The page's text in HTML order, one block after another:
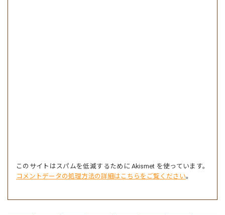
このサイトはスパムを低減するために Akismet を使っています。
コメントデータの処理方法の詳細はこちらをご覧ください。